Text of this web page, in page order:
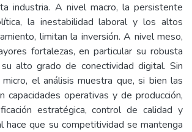
industria. A nivel macro, la persistente
la inestabilidad laboral y los altos
limitan la inversión. A nivel meso,
fortalezas, en particular su robusta
alto grado de conectividad digital. Sin
el análisis muestra que, si bien las
capacidades operativas y de producción,
estratégica, control de calidad y
hace que su competitividad se mantenga